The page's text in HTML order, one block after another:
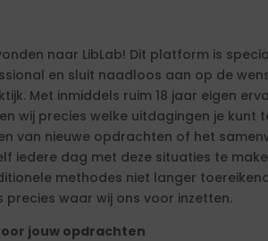
naar LibLab! Dit platform is
en sluit naadloos aan op de
Met inmiddels ruim 18 jaar eigen
wij precies welke uitdagingen je kunt
van nieuwe opdrachten of het
iedere dag met deze situaties te
methodes niet langer
precies waar wij ons voor inzetten.
jouw opdrachten